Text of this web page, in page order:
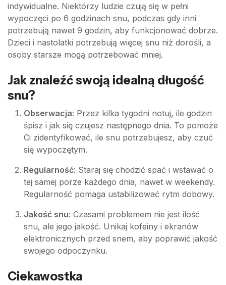
indywidualne. Niektórzy ludzie czują się w pełni
wypoczęci po 6 godzinach snu, podczas gdy inni
potrzebują nawet 9 godzin, aby funkcjonować dobrze.
Dzieci i nastolatki potrzebują więcej snu niż dorośli, a
osoby starsze mogą potrzebować mniej.
Jak znaleźć swoją idealną długość
snu?
Obserwacja: Przez kilka tygodni notuj, ile godzin
śpisz i jak się czujesz następnego dnia. To pomoże
Ci zidentyfikować, ile snu potrzebujesz, aby czuć
się wypoczętym.
Regularność: Staraj się chodzić spać i wstawać o
tej samej porze każdego dnia, nawet w weekendy.
Regularność pomaga ustabilizować rytm dobowy.
Jakość snu: Czasami problemem nie jest ilość
snu, ale jego jakość. Unikaj kofeiny i ekranów
elektronicznych przed snem, aby poprawić jakość
swojego odpoczynku.
Ciekawostka